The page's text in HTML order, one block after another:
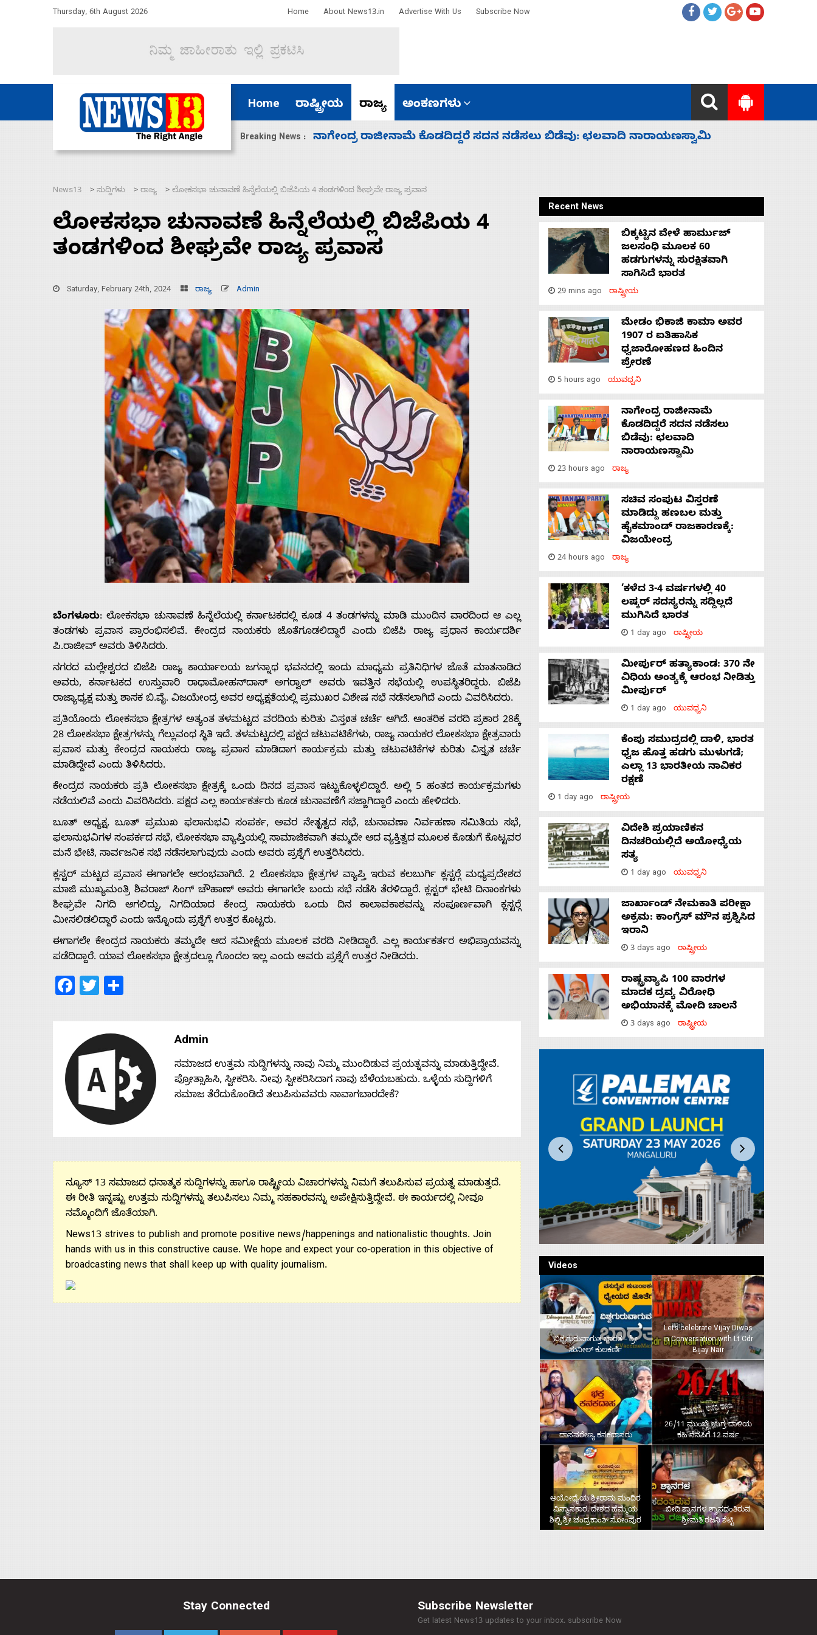
Thursday, 6th August 2026 Home About News13.in Advertise With Us Subscribe Now
Home ರಾಷ್ಟ್ರೀಯ ರಾಜ್ಯ ಅಂಕಣಗಳು
Breaking News :
ಸದನ ನಡೆಸಲು ಬಿಡೆವು: ಛಲವಾದಿ ನಾರಾಯಣಸ್ವಾಮಿ ಸಚಿವ ಸಂಪುಟ ವಿಸ್ತರಣೆ ಮಾಡಿದ್ದು ಹಣಬಲ ಮತ್ತು ಹೈಕಮಾಂಡ್ ರಾಜಕಾರಣಕ್ಕೆ: ವಿಜಯೇಂದ್ರ
Advertise
Contact
News13 > ಸುದ್ದಿಗಳು > ರಾಜ್ಯ > ಲೋಕಸಭಾ ಚುನಾವಣೆ ಹಿನ್ನೆಲೆಯಲ್ಲಿ ಬಿಜೆಪಿಯ 4 ತಂಡಗಳಿಂದ ಶೀಘ್ರವೇ ರಾಜ್ಯ ಪ್ರವಾಸ
ಲೋಕಸಭಾ ಚುನಾವಣೆ ಹಿನ್ನೆಲೆಯಲ್ಲಿ ಬಿಜೆಪಿಯ 4
ತಂಡಗಳಿಂದ ಶೀಘ್ರವೇ ರಾಜ್ಯ ಪ್ರವಾಸ
Saturday, February 24th, 2024 ರಾಜ್ಯ Admin
ಬೆಂಗಳೂರು: ಲೋಕಸಭಾ ಚುನಾವಣೆ ಹಿನ್ನೆಲೆಯಲ್ಲಿ ಕರ್ನಾಟಕದಲ್ಲಿ ಕೂಡ 4 ತಂಡಗಳನ್ನು ಮಾಡಿ ಮುಂದಿನ ವಾರದಿಂದ ಆ ಎಲ್ಲ
ತಂಡಗಳು ಪ್ರವಾಸ ಪ್ರಾರಂಭಿಸಲಿವೆ. ಕೇಂದ್ರದ ನಾಯಕರು ಜೊತೆಗೂಡಲಿದ್ದಾರೆ ಎಂದು ಬಿಜೆಪಿ ರಾಜ್ಯ ಪ್ರಧಾನ ಕಾರ್ಯದರ್ಶಿ
ಪಿ.ರಾಜೀವ್ ಅವರು ತಿಳಿಸಿದರು.
ನಗರದ ಮಲ್ಲೇಶ್ವರದ ಬಿಜೆಪಿ ರಾಜ್ಯ ಕಾರ್ಯಾಲಯ ಜಗನ್ನಾಥ ಭವನದಲ್ಲಿ ಇಂದು ಮಾಧ್ಯಮ ಪ್ರತಿನಿಧಿಗಳ ಜೊತೆ ಮಾತನಾಡಿದ
ಅವರು, ಕರ್ನಾಟಕದ ಉಸ್ತುವಾರಿ ರಾಧಾಮೋಹನ್‍ದಾಸ್ ಅಗರ್‍ವಾಲ್ ಅವರು ಇವತ್ತಿನ ಸಭೆಯಲ್ಲಿ ಉಪಸ್ಥಿತರಿದ್ದರು. ಬಿಜೆಪಿ
ರಾಜ್ಯಾಧ್ಯಕ್ಷ ಮತ್ತು ಶಾಸಕ ಬಿ.ವೈ. ವಿಜಯೇಂದ್ರ ಅವರ ಅಧ್ಯಕ್ಷತೆಯಲ್ಲಿ ಪ್ರಮುಖರ ವಿಶೇಷ ಸಭೆ ನಡೆಸಲಾಗಿದೆ ಎಂದು ವಿವರಿಸಿದರು.
ಪ್ರತಿಯೊಂದು ಲೋಕಸಭಾ ಕ್ಷೇತ್ರಗಳ ಅತ್ಯಂತ ತಳಮಟ್ಟದ ವರದಿಯ ಕುರಿತು ವಿಸ್ತøತ ಚರ್ಚೆ ಆಗಿದೆ. ಆಂತರಿಕ ವರದಿ ಪ್ರಕಾರ 28ಕ್ಕೆ
28 ಲೋಕಸಭಾ ಕ್ಷೇತ್ರಗಳನ್ನು ಗೆಲ್ಲುವಂಥ ಸ್ಥಿತಿ ಇದೆ. ತಳಮಟ್ಟದಲ್ಲಿ ಪಕ್ಷದ ಚಟುವಟಿಕೆಗಳು, ರಾಜ್ಯ ನಾಯಕರ ಲೋಕಸಭಾ ಕ್ಷೇತ್ರವಾರು
ಪ್ರವಾಸ ಮತ್ತು ಕೇಂದ್ರದ ನಾಯಕರು ರಾಜ್ಯ ಪ್ರವಾಸ ಮಾಡಿದಾಗ ಕಾರ್ಯಕ್ರಮ ಮತ್ತು ಚಟುವಟಿಕೆಗಳ ಕುರಿತು ವಿಸ್ತೃತ ಚರ್ಚೆ
ಮಾಡಿದ್ದೇವೆ ಎಂದು ತಿಳಿಸಿದರು.
ಕೇಂದ್ರದ ನಾಯಕರು ಪ್ರತಿ ಲೋಕಸಭಾ ಕ್ಷೇತ್ರಕ್ಕೆ ಒಂದು ದಿನದ ಪ್ರವಾಸ ಇಟ್ಟುಕೊಳ್ಳಲಿದ್ದಾರೆ. ಅಲ್ಲಿ 5 ಹಂತದ ಕಾರ್ಯಕ್ರಮಗಳು
ನಡೆಯಲಿವೆ ಎಂದು ವಿವರಿಸಿದರು. ಪಕ್ಷದ ಎಲ್ಲ ಕಾರ್ಯಕರ್ತರು ಕೂಡ ಚುನಾವಣೆಗೆ ಸಜ್ಜಾಗಿದ್ದಾರೆ ಎಂದು ಹೇಳಿದರು.
ಬೂತ್ ಅಧ್ಯಕ್ಷ, ಬೂತ್ ಪ್ರಮುಖ ಫಲಾನುಭವಿ ಸಂಪರ್ಕ, ಅವರ ನೇತೃತ್ವದ ಸಭೆ, ಚುನಾವಣಾ ನಿರ್ವಹಣಾ ಸಮಿತಿಯ ಸಭೆ,
ಫಲಾನುಭವಿಗಳ ಸಂಪರ್ಕದ ಸಭೆ, ಲೋಕಸಭಾ ವ್ಯಾಪ್ತಿಯಲ್ಲಿ ಸಾಮಾಜಿಕವಾಗಿ ತಮ್ಮದೇ ಆದ ವ್ಯಕ್ತಿತ್ವದ ಮೂಲಕ ಕೊಡುಗೆ ಕೊಟ್ಟವರ
ಮನೆ ಭೇಟಿ, ಸಾರ್ವಜನಿಕ ಸಭೆ ನಡೆಸಲಾಗುವುದು ಎಂದು ಅವರು ಪ್ರಶ್ನೆಗೆ ಉತ್ತರಿಸಿದರು.
ಕ್ಲಸ್ಟರ್ ಮಟ್ಟದ ಪ್ರವಾಸ ಈಗಾಗಲೇ ಆರಂಭವಾಗಿದೆ. 2 ಲೋಕಸಭಾ ಕ್ಷೇತ್ರಗಳ ವ್ಯಾಪ್ತಿ ಇರುವ ಕಲಬುರ್ಗಿ ಕ್ಲಸ್ಟರ್‍ಗೆ ಮಧ್ಯಪ್ರದೇಶದ
ಮಾಜಿ ಮುಖ್ಯಮಂತ್ರಿ ಶಿವರಾಜ್ ಸಿಂಗ್ ಚೌಹಾಣ್ ಅವರು ಈಗಾಗಲೇ ಬಂದು ಸಭೆ ನಡೆಸಿ ತೆರಳಿದ್ದಾರೆ. ಕ್ಲಸ್ಟರ್ ಭೇಟಿ ದಿನಾಂಕಗಳು
ಶೀಘ್ರವೇ ನಿಗದಿ ಆಗಲಿದ್ದು, ನಿಗದಿಯಾದ ಕೇಂದ್ರ ನಾಯಕರು ಒಂದು ದಿನ ಕಾಲಾವಕಾಶವನ್ನು ಸಂಪೂರ್ಣವಾಗಿ ಕ್ಲಸ್ಟರ್‍ಗೆ
ಮೀಸಲಿಡಲಿದ್ದಾರೆ ಎಂದು ಇನ್ನೊಂದು ಪ್ರಶ್ನೆಗೆ ಉತ್ತರ ಕೊಟ್ಟರು.
ಈಗಾಗಲೇ ಕೇಂದ್ರದ ನಾಯಕರು ತಮ್ಮದೇ ಆದ ಸಮೀಕ್ಷೆಯ ಮೂಲಕ ವರದಿ ನೀಡಿದ್ದಾರೆ. ಎಲ್ಲ ಕಾರ್ಯಕರ್ತರ ಅಭಿಪ್ರಾಯವನ್ನು
ಪಡೆದಿದ್ದಾರೆ. ಯಾವ ಲೋಕಸಭಾ ಕ್ಷೇತ್ರದಲ್ಲೂ ಗೊಂದಲ ಇಲ್ಲ ಎಂದು ಅವರು ಪ್ರಶ್ನೆಗೆ ಉತ್ತರ ನೀಡಿದರು.
Facebook
Twitter
Admin
ಸಮಾಜದ ಉತ್ತಮ ಸುದ್ದಿಗಳನ್ನು ನಾವು ನಿಮ್ಮ ಮುಂದಿಡುವ ಪ್ರಯತ್ನವನ್ನು ಮಾಡುತ್ತಿದ್ದೇವೆ.
ಪ್ರೋತ್ಸಾಹಿಸಿ, ಸ್ವೀಕರಿಸಿ. ನೀವು ಸ್ವೀಕರಿಸಿದಾಗ ನಾವು ಬೆಳೆಯಬಹುದು. ಒಳ್ಳೆಯ ಸುದ್ದಿಗಳಿಗೆ
ಸಮಾಜ ತೆರೆದುಕೊಂಡಿದೆ ತಲುಪಿಸುವವರು ನಾವಾಗಬಾರದೇಕೆ?
ನ್ಯೂಸ್ 13 ಸಮಾಜದ ಧನಾತ್ಮಕ ಸುದ್ದಿಗಳನ್ನು ಹಾಗೂ ರಾಷ್ಟ್ರೀಯ ವಿಚಾರಗಳನ್ನು ನಿಮಗೆ ತಲುಪಿಸುವ ಪ್ರಯತ್ನ ಮಾಡುತ್ತದೆ.
ಈ ರೀತಿ ಇನ್ನಷ್ಟು ಉತ್ತಮ ಸುದ್ದಿಗಳನ್ನು ತಲುಪಿಸಲು ನಿಮ್ಮ ಸಹಕಾರವನ್ನು ಅಪೇಕ್ಷಿಸುತ್ತಿದ್ದೇವೆ. ಈ ಕಾರ್ಯದಲ್ಲಿ ನೀವೂ
ನಮ್ಮೊಂದಿಗೆ ಜೊತೆಯಾಗಿ.
News13 strives to publish and promote positive news/happenings and nationalistic thoughts. Join
hands with us in this constructive cause. We hope and expect your co-operation in this objective of
broadcasting news that shall keep up with quality journalism.
Recent News
ಬಿಕ್ಕಟ್ಟಿನ ವೇಳೆ ಹಾರ್ಮುಜ್
ಜಲಸಂಧಿ ಮೂಲಕ 60
ಹಡಗುಗಳನ್ನು ಸುರಕ್ಷಿತವಾಗಿ
ಸಾಗಿಸಿದೆ ಭಾರತ
29 mins ago ರಾಷ್ಟ್ರೀಯ
ಮೇಡಂ ಭಿಕಾಜಿ ಕಾಮಾ ಅವರ
1907 ರ ಐತಿಹಾಸಿಕ
ಧ್ವಜಾರೋಹಣದ ಹಿಂದಿನ
ಪ್ರೇರಣೆ
5 hours ago ಯುವಧ್ವನಿ
ನಾಗೇಂದ್ರ ರಾಜೀನಾಮೆ
ಕೊಡದಿದ್ದರೆ ಸದನ ನಡೆಸಲು
ಬಿಡೆವು: ಛಲವಾದಿ
ನಾರಾಯಣಸ್ವಾಮಿ
23 hours ago ರಾಜ್ಯ
ಸಚಿವ ಸಂಪುಟ ವಿಸ್ತರಣೆ
ಮಾಡಿದ್ದು ಹಣಬಲ ಮತ್ತು
ಹೈಕಮಾಂಡ್ ರಾಜಕಾರಣಕ್ಕೆ:
ವಿಜಯೇಂದ್ರ
24 hours ago ರಾಜ್ಯ
‘ಕಳೆದ 3-4 ವರ್ಷಗಳಲ್ಲಿ 40
ಲಷ್ಕರ್ ಸದಸ್ಯರನ್ನು ಸದ್ದಿಲ್ಲದೆ
ಮುಗಿಸಿದೆ ಭಾರತ
1 day ago ರಾಷ್ಟ್ರೀಯ
ಮೀರ್ಪುರ್ ಹತ್ಯಾಕಾಂಡ: 370 ನೇ
ವಿಧಿಯ ಅಂತ್ಯಕ್ಕೆ ಆರಂಭ ನೀಡಿತ್ತು
ಮೀರ್ಪುರ್
1 day ago ಯುವಧ್ವನಿ
ಕೆಂಪು ಸಮುದ್ರದಲ್ಲಿ ದಾಳಿ, ಭಾರತ
ಧ್ವಜ ಹೊತ್ತ ಹಡಗು ಮುಳುಗಡೆ;
ಎಲ್ಲಾ 13 ಭಾರತೀಯ ನಾವಿಕರ
ರಕ್ಷಣೆ
1 day ago ರಾಷ್ಟ್ರೀಯ
ವಿದೇಶಿ ಪ್ರಯಾಣಿಕನ
ದಿನಚರಿಯಲ್ಲಿದೆ ಅಯೋಧ್ಯೆಯ
ಸತ್ಯ
1 day ago ಯುವಧ್ವನಿ
ಜಾರ್ಖಾಂಡ್‌ ನೇಮಕಾತಿ ಪರೀಕ್ಷಾ
ಅಕ್ರಮ: ಕಾಂಗ್ರೆಸ್‌ ಮೌನ ಪ್ರಶ್ನಿಸಿದ
ಇರಾನಿ
3 days ago ರಾಷ್ಟ್ರೀಯ
ರಾಷ್ಟ್ರವ್ಯಾಪಿ 100 ವಾರಗಳ
ಮಾದಕ ದ್ರವ್ಯ ವಿರೋಧಿ
ಅಭಿಯಾನಕ್ಕೆ ಮೋದಿ ಚಾಲನೆ
3 days ago ರಾಷ್ಟ್ರೀಯ
Videos
ವಿಶ್ವಗುರುವಾಗುತ್ತ ಭಾರತ – ಶ್ರೀ
ಸುನೀಲ್‌ ಕುಲಕರ್ಣಿ
Lets celebrate Vijay Diwas
in Conversation with Lt Cdr
Bijay Nair
ದಾಸವರೇಣ್ಯ ಕನಕದಾಸರು
26/11 ಮುಂಬೈ ಉಗ್ರ ದಾಳಿಯ
ಕಹಿ ನೆನಪಿಗೆ 12 ವರ್ಷ
ಅಯೋಧ್ಯೆಯ ಶ್ರೀರಾಮ ಮಂದಿರ
ವಿನ್ಯಾಸಕಾರ, ದೇಶದ ಹೆಮ್ಮೆಯ
ಶಿಲ್ಪಿ ಶ್ರೀ ಚಂದ್ರಕಾಂತ್‌ ಸೋಂಪುರ
ಬೀದಿ ಶ್ವಾನಗಳ ಶ್ವಾಸದಂತಿರುವ
ಶ್ರೀಮತಿ ರಜನಿ ಶೆಟ್ಟಿ
Stay Connected Subscribe Newsletter
Get latest News13 updates to your inbox. subscribe Now